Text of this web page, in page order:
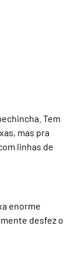
Tem
mas pra
linhas de
enorme
desfez o